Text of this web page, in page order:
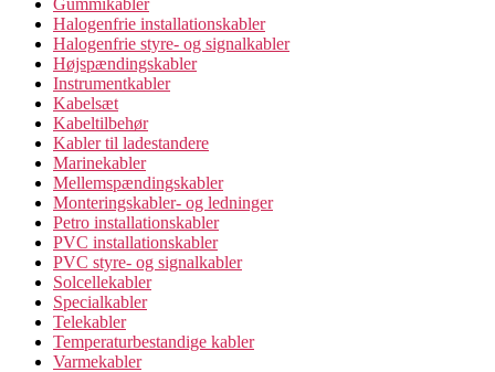
Gummikabler
Halogenfrie installationskabler
Halogenfrie styre- og signalkabler
Højspændingskabler
Instrumentkabler
Kabelsæt
Kabeltilbehør
Kabler til ladestandere
Marinekabler
Mellemspændingskabler
Monteringskabler- og ledninger
Petro installationskabler
PVC installationskabler
PVC styre- og signalkabler
Solcellekabler
Specialkabler
Telekabler
Temperaturbestandige kabler
Varmekabler